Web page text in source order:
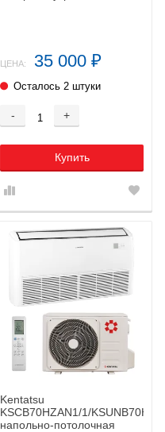
ЦЕНА: 35 000 ₽
Осталось 2 штуки
- +
Купить
Kentatsu
KSCB70HZAN1/1/
напольно-потолочная